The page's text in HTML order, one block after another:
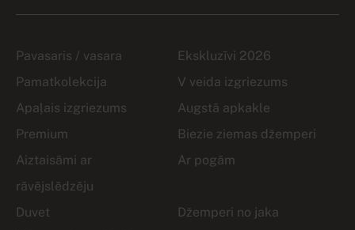
Pavasaris / vasara
Ekskluzīvi 2026
Pamatkolekcija
V veida izgriezums
Apaļais izgriezums
Augstā apkakle
Premium
Biezie ziemas džemperi
Aiztaisāmi ar
rāvējslēdzēju
Ar pogām
Duvet
Džemperi no jaka